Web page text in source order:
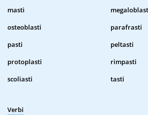
masti
osteoblasti
parafrasti
pasti
peltasti
protoplasti
rimpasti
scoliasti
tasti
Verbi